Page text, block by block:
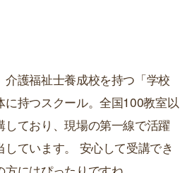
護福祉士養成校を持つ「学校
持つスクール。全国100教室以
しており、現場の第一線で活躍
ています。 安心して受講でき